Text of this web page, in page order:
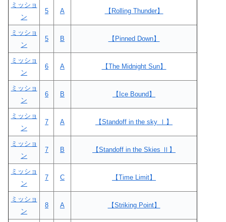
ミッショ
ン
5 A 【Rolling Thunder】
ミッショ
ン
5 B 【Pinned Down】
ミッショ
ン
6 A 【The Midnight Sun】
ミッショ
ン
6 B 【Ice Bound】
ミッショ
ン
7 A 【Standoff in the sky Ⅰ】
ミッショ
ン
7 B 【Standoff in the Skies Ⅱ】
ミッショ
ン
7 C 【Time Limit】
ミッショ
ン
8 A 【Striking Point】